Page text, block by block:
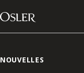
Passer au contenu
Main
NOUVELLES